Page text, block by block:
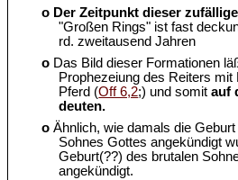
o Der Zeitpunkt dieser
"Großen Rings" ist fast
rd. zweitausend Jahren
o Das Bild dieser Formationen
Prophezeiung des Reiters
Pferd (Off 6,2;) und somitauf
deuten.
o Ähnlich, wie damals die
Sohnes Gottes angekündigt
Geburt(??) des brutalen
angekündigt.